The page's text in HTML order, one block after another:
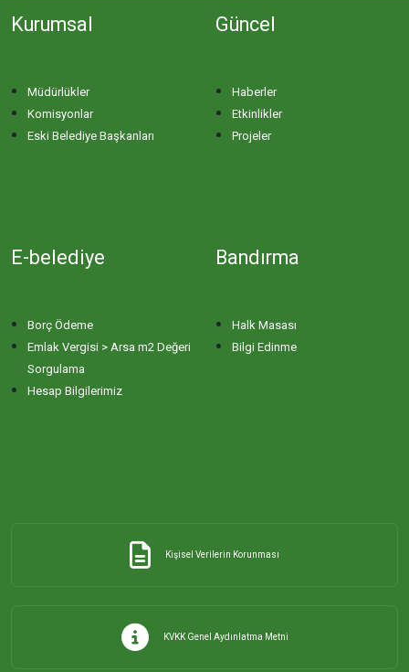
Kurumsal
Müdürlükler
Komisyonlar
Eski Belediye Başkanları
Güncel
Haberler
Etkinlikler
Projeler
E-belediye
Borç Ödeme
Emlak Vergisi > Arsa m2 Değeri
Sorgulama
Hesap Bilgilerimiz
Bandırma
Halk Masası
Bilgi Edinme
Kişisel Verilerin Korunması
KVKK Genel Aydınlatma Metni